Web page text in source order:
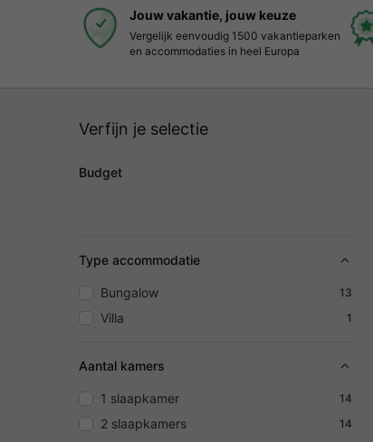
Jouw vakantie, jouw keuze
Vergelijk eenvoudig 1500 vakantieparken
en accommodaties in heel Europa
Verfijn je selectie
Budget
Type accommodatie
Bungalow 13
Villa 1
Aantal kamers
1 slaapkamer 14
2 slaapkamers 14